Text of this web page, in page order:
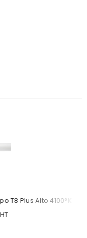
T8 Plus Alto 4100°K